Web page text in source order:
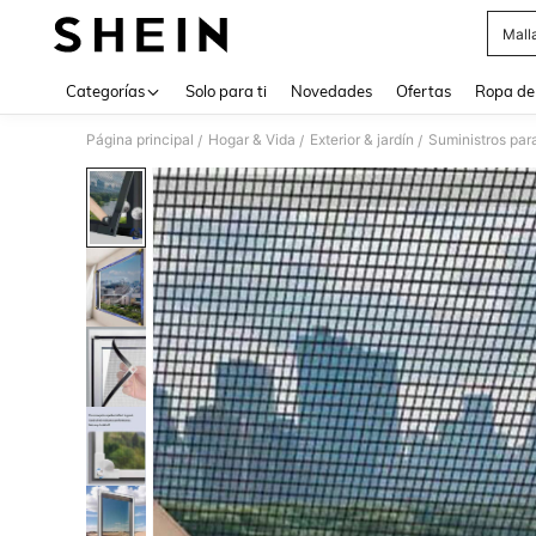
Categorías Solo para ti Novedades Ofertas Ropa
Página principal / Hogar & Vida / Exterior & jardín / Suministros